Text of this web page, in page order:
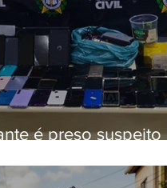
é preso suspeito